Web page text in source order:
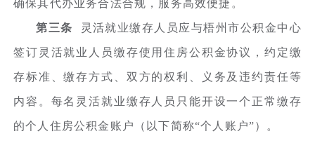
确保其代办业务合法合规，服务高效便捷。
第三条 灵活就业缴存人员应与梧州市公积金中心
签订灵活就业人员缴存使用住房公积金协议，约定缴
存标准、缴存方式、双方的权利、义务及违约责任等
内容。每名灵活就业缴存人员只能开设一个正常缴存
的个人住房公积金账户（以下简称“个人账户”）。